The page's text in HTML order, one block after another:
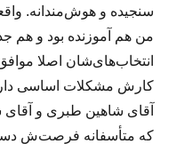
سنجیده و هوش‌مندانه.
من هم آموزنده بود و هم
انتخاب‌های‌شان اصلا
کارش مشکلات اساسی
آقای شاهین طبری و
که متأسفانه فرصت‌ش